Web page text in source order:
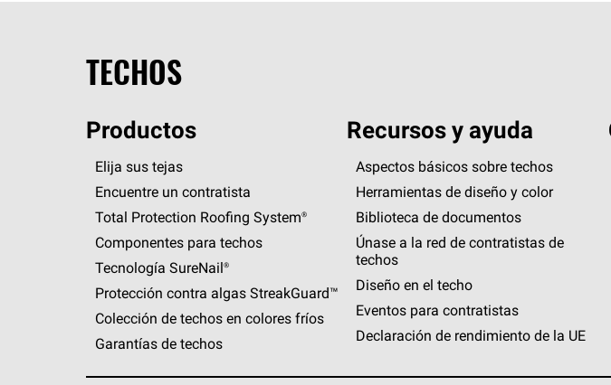
TECHOS
Productos
Elija sus tejas
Encuentre un contratista
Total Protection Roofing System®
Componentes para techos
Tecnología SureNail®
Protección contra algas StreakGuard™
Colección de techos en colores fríos
Garantías de techos
Recursos y ayuda
Aspectos básicos sobre techos
Herramientas de diseño y color
Biblioteca de documentos
Únase a la red de contratistas de
techos
Diseño en el techo
Eventos para contratistas
Declaración de rendimiento de la UE